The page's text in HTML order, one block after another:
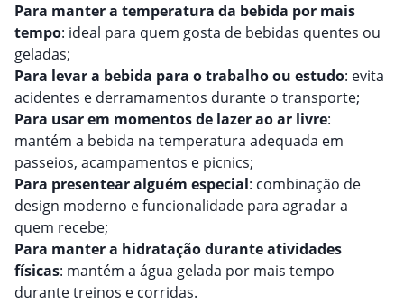
Para manter a temperatura da bebida por mais
tempo: ideal para quem gosta de bebidas quentes ou
geladas;
Para levar a bebida para o trabalho ou estudo: evita
acidentes e derramamentos durante o transporte;
Para usar em momentos de lazer ao ar livre:
mantém a bebida na temperatura adequada em
passeios, acampamentos e picnics;
Para presentear alguém especial: combinação de
design moderno e funcionalidade para agradar a
quem recebe;
Para manter a hidratação durante atividades
físicas: mantém a água gelada por mais tempo
durante treinos e corridas.